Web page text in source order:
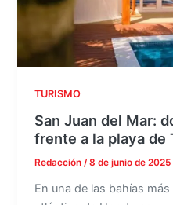
TURISMO
San Juan del Mar:
frente a la playa de
Redacción/8 de junio de 2025
En una de las bahías